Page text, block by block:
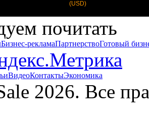
(USD)
почитать
Бизнес-рекламаПартнерствоГотовый
ВидеоКонтактыЭкономика
2026. Все